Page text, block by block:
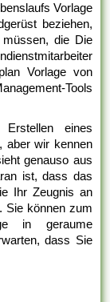
Vorlage
beziehen,
die Die
Vorlage von
Tools
eines
aber wir kennen
genauso aus
ist, dass das
Ihr Zeugnis an
Sie können zum
in geraume
dass Sie